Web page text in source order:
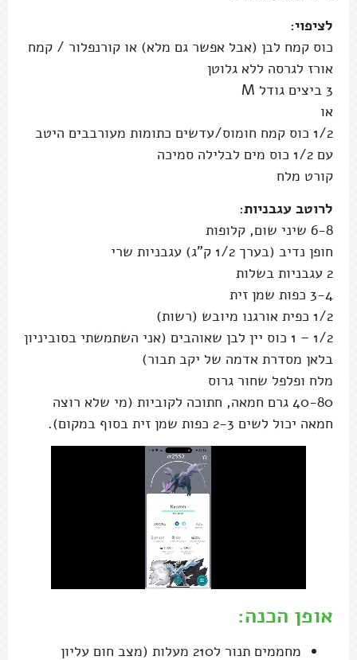
לציפוי:
כוס קמח לבן (אבל אפשר גם מלא) או קורנפלור / קמח
אורז לגרסה ללא גלוטן
3 ביצים גודל M
או
1/2 כוס קמח חומוס/עדשים כתומות מעורבבים היטב
עם 1/2 כוס מים לבלילה סמיכה
קורט מלח
לרוטב עגבניות:
6-8 שיני שום, קלופות
חופן נדיב (בערך 1/2 ק"ג) עגבניות שרי
2 עגבניות בשלות
3-4 כפות שמן זית
1/2 כפית אורגנו מיובש (רשות)
1/2 – 1 כוס יין לבן שאוהבים (אני השתמשתי בסוביניון
בלאן מסדרת אדמה של יקב תבור)
מלח ופלפל שחור גרוס
40-80 גרם חמאה, חתוכה לקוביות (מי שלא רוצה
חמאה יכול לשים 2-3 כפות שמן זית בסוף במקום).
אופן הכנה:
מחממים תנור ל210 מעלות (מצב חום עליון